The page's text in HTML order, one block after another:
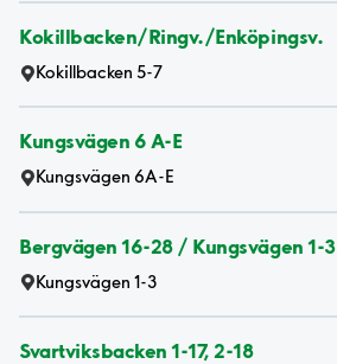
Kokillbacken/Ringv./Enköpingsv.
Kokillbacken 5-7
Kungsvägen 6 A-E
Kungsvägen 6A-E
Bergvägen 16-28 / Kungsvägen 1-3
Kungsvägen 1-3
Svartviksbacken 1-17, 2-18